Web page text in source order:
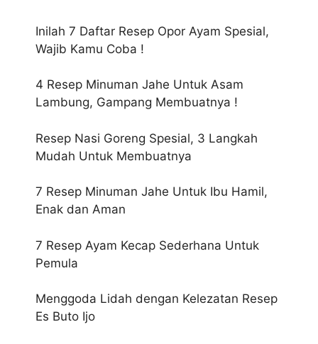
Inilah 7 Daftar Resep Opor Ayam Spesial,
Wajib Kamu Coba !
4 Resep Minuman Jahe Untuk Asam
Lambung, Gampang Membuatnya !
Resep Nasi Goreng Spesial, 3 Langkah
Mudah Untuk Membuatnya
7 Resep Minuman Jahe Untuk Ibu Hamil,
Enak dan Aman
7 Resep Ayam Kecap Sederhana Untuk
Pemula
Menggoda Lidah dengan Kelezatan Resep
Es Buto Ijo